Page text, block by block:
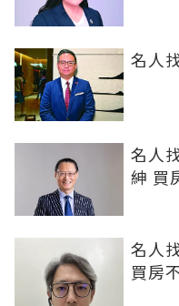
名人
名人
紳 買
名人
買房